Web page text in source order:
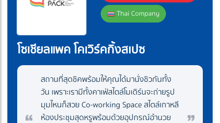
Thai Company
โซเชียลแพค โคเวิร์คกิ้งสเปซ
สถานที่สุดชิคพร้อมให้คุณได้มานั่งชิวกันทั้ง
วัน เพราะเรามีทั้งคาเฟ่สไตล์โมเดิร์นจะถ่ายรูป
มุมไหนก็สวย Co-working Space สไตล์เกาหลี
ห้องประชุมสุดหรูพร้อมด้วยอุปกรณ์อำนวย